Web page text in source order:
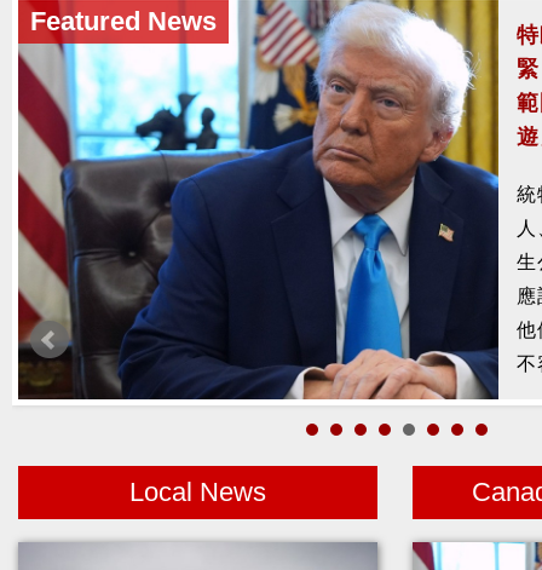
Featured News
槍
示
者
Local News